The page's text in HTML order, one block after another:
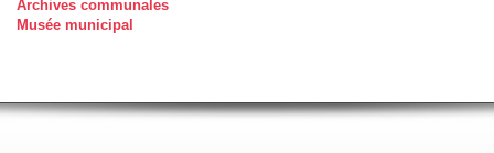
Archives communales
Musée municipal